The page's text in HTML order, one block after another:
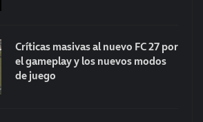
Críticas masivas al nuevo FC 27 por
el gameplay y los nuevos modos
de juego